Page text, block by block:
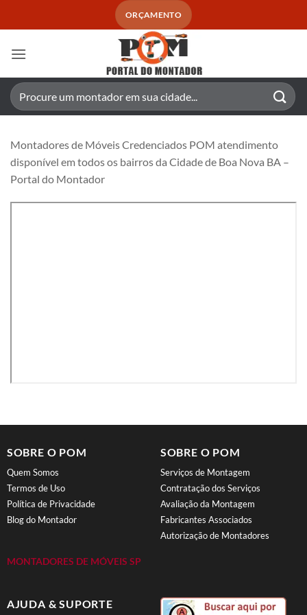
ORÇAMENTO
Pesquisar
por:
Montadores de Móveis Credenciados POM atendimento
disponível em todos os bairros da Cidade de Boa Nova BA –
Portal do Montador
SOBRE O POM
Quem Somos
Termos de Uso
Política de Privacidade
Blog do Montador
MONTADORES DE MÓVEIS SP
SOBRE O POM
Serviços de Montagem
Contratação dos Serviços
Avaliação da Montagem
Fabricantes Associados
Autorização de Montadores
AJUDA & SUPORTE